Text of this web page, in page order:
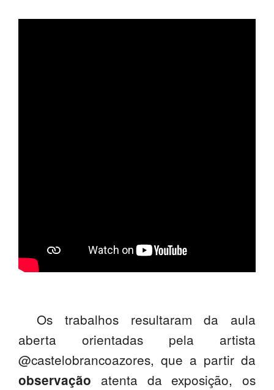
Os trabalhos resultaram da aula
aberta orientadas pela artista
@castelobrancoazores, que a partir da
observação atenta da exposição, os